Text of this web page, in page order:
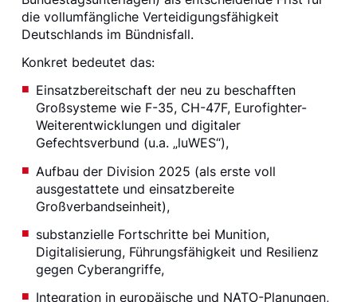
die vollumfängliche Verteidigungsfähigkeit
Deutschlands im Bündnisfall.
Konkret bedeutet das:
Einsatzbereitschaft der neu zu beschafften
Großsysteme wie F-35, CH-47F, Eurofighter-
Weiterentwicklungen und digitaler
Gefechtsverbund (u.a. „luWES“),
Aufbau der Division 2025 (als erste voll
ausgestattete und einsatzbereite
Großverbandseinheit),
substanzielle Fortschritte bei Munition,
Digitalisierung, Führungsfähigkeit und Resilienz
gegen Cyberangriffe,
Integration in europäische und NATO-Planungen,